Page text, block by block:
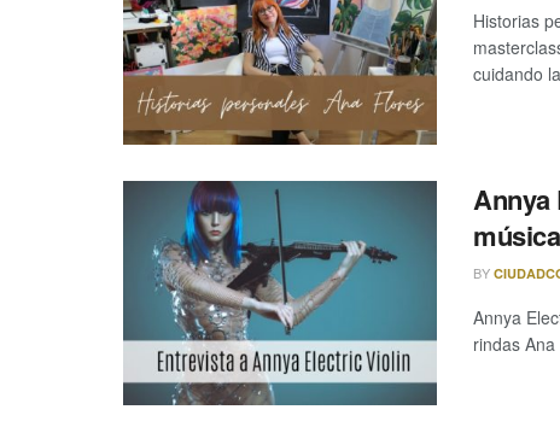
Historias
cuidando
Annya
BY
Annya
rindas